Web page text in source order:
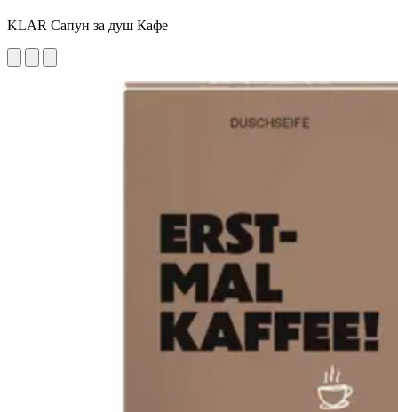
KLAR Сапун за душ Кафе